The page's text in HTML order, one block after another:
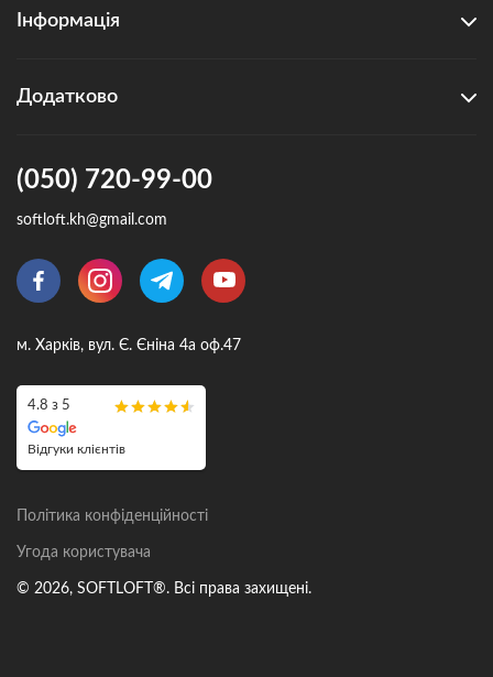
Інформація
Додатково
(050) 720-99-00
softloft.kh@gmail.com
м. Харків, вул. Є. Єніна 4а оф.47
4.8 з 5
Відгуки клієнтів
Політика конфіденційності
Угода користувача
© 2026, SOFTLOFT®. Всі права захищені.